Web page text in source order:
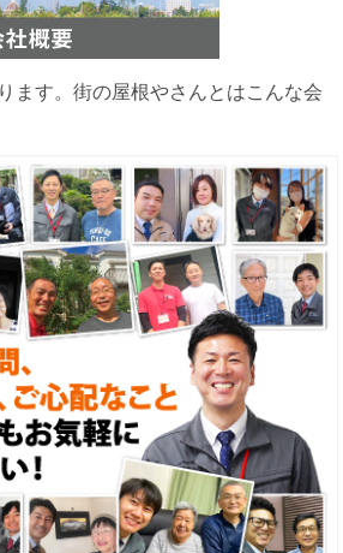
ます。街の屋根やさんとはこんな会